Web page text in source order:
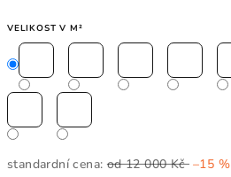
VELIKOST V M²
standardní cena: od 12 000 Kč –15 %